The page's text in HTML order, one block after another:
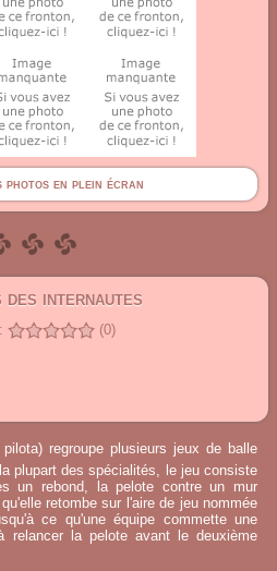
en plein écran
des internautes
(0)
regroupe plusieurs jeux de balle
plupart des spécialités, le jeu consiste
un rebond, la pelote contre un mur
retombe sur l'aire de jeu nommée
ce qu'une équipe commette une
relancer la pelote avant le deuxième